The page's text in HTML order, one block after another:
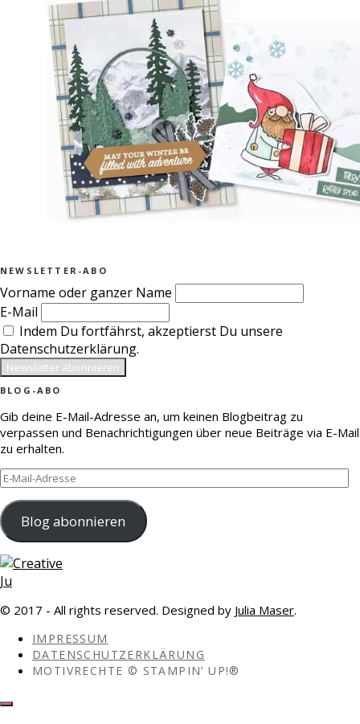
NEWSLETTER-ABO
Vorname oder ganzer Name
E-Mail
Indem Du fortfährst, akzeptierst Du unsere
Datenschutzerklärung.
BLOG-ABO
Gib deine E-Mail-Adresse an, um keinen Blogbeitrag zu
verpassen und Benachrichtigungen über neue Beiträge via E-Mail
zu erhalten.
E-
Mail-
Adresse
Blog abonnieren
© 2017 - All rights reserved. Designed by Julia Maser.
IMPRESSUM
DATENSCHUTZERKLÄRUNG
MOTIVRECHTE © STAMPIN’ UP!®